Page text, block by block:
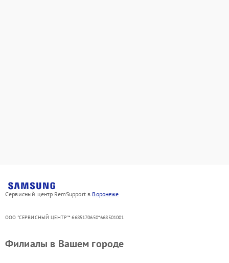
Сервисный центр RemSupport в Воронеже
ООО "СЕРВИСНЫЙ ЦЕНТР"* 6685170650*668501001
Филиалы в Вашем городе